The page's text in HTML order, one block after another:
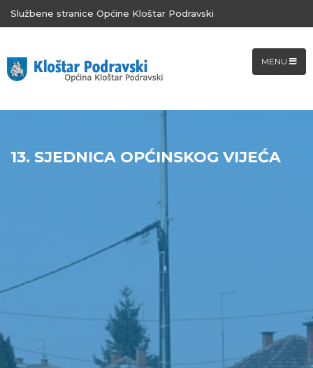
Službene stranice Općine Kloštar Podravski
MENU
13. SJEDNICA OPĆINSKOG VIJEĆA